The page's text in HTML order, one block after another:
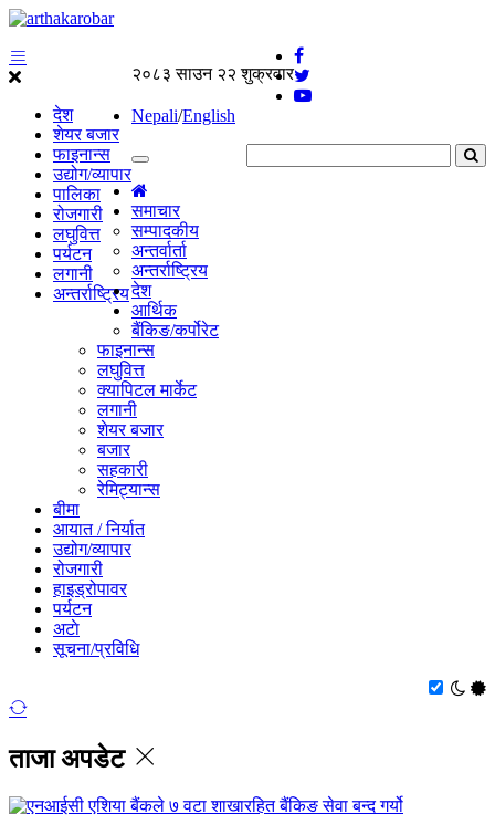
देश
शेयर बजार
फाइनान्स
उद्योग/व्यापार
पालिका
रोजगारी
लघुवित्त
पर्यटन
लगानी
अन्तर्राष्ट्रिय
२०८३ साउन २२ शुक्रवार
Nepali/English
समाचार
सम्पादकीय
अन्तर्वार्ता
अन्तर्राष्ट्रिय
देश
आर्थिक
बैंकिङ/कर्पोरेट
फाइनान्स
लघुवित्त
क्यापिटल मार्केट
लगानी
शेयर बजार
बजार
सहकारी
रेमिट्यान्स
बीमा
आयात / निर्यात
उद्योग/व्यापार
रोजगारी
हाइड्रोपावर
पर्यटन
अटाे
सूचना/प्रविधि
ताजा अपडेट